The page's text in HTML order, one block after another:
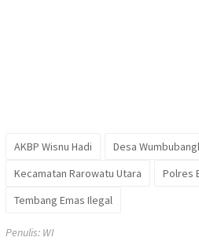
AKBP Wisnu Hadi Desa
Kecamatan Rarowatu Utara
Polres
Tembang Emas Ilegal
Penulis: WI